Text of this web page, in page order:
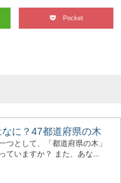
Pocket
に？47都道府県の木
つとして、「都道府県の木」
ていますか？ また、あな...